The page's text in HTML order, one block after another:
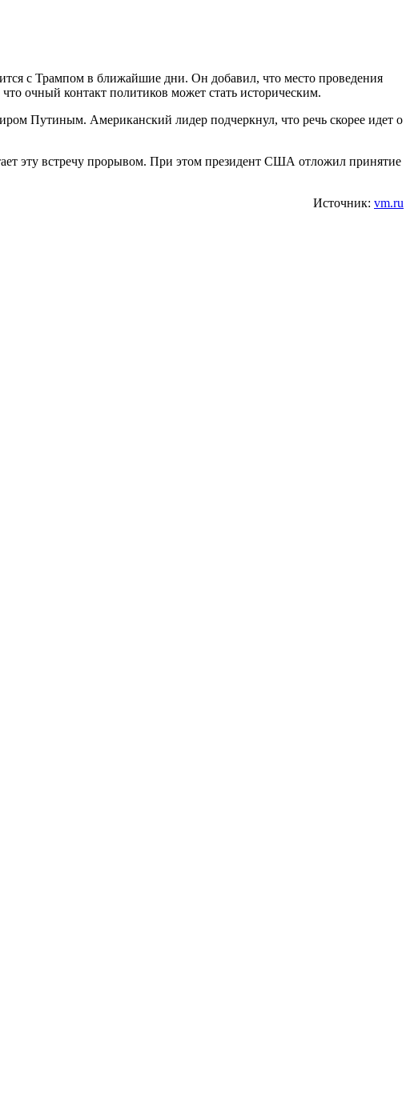
с Трампом в ближайшие дни. Он добавил, что место проведения
очный контакт политиков может стать историческим.
Путиным. Американский лидер подчеркнул, что речь скорее идет о
эту встречу прорывом. При этом президент США отложил принятие
Источник: vm.ru